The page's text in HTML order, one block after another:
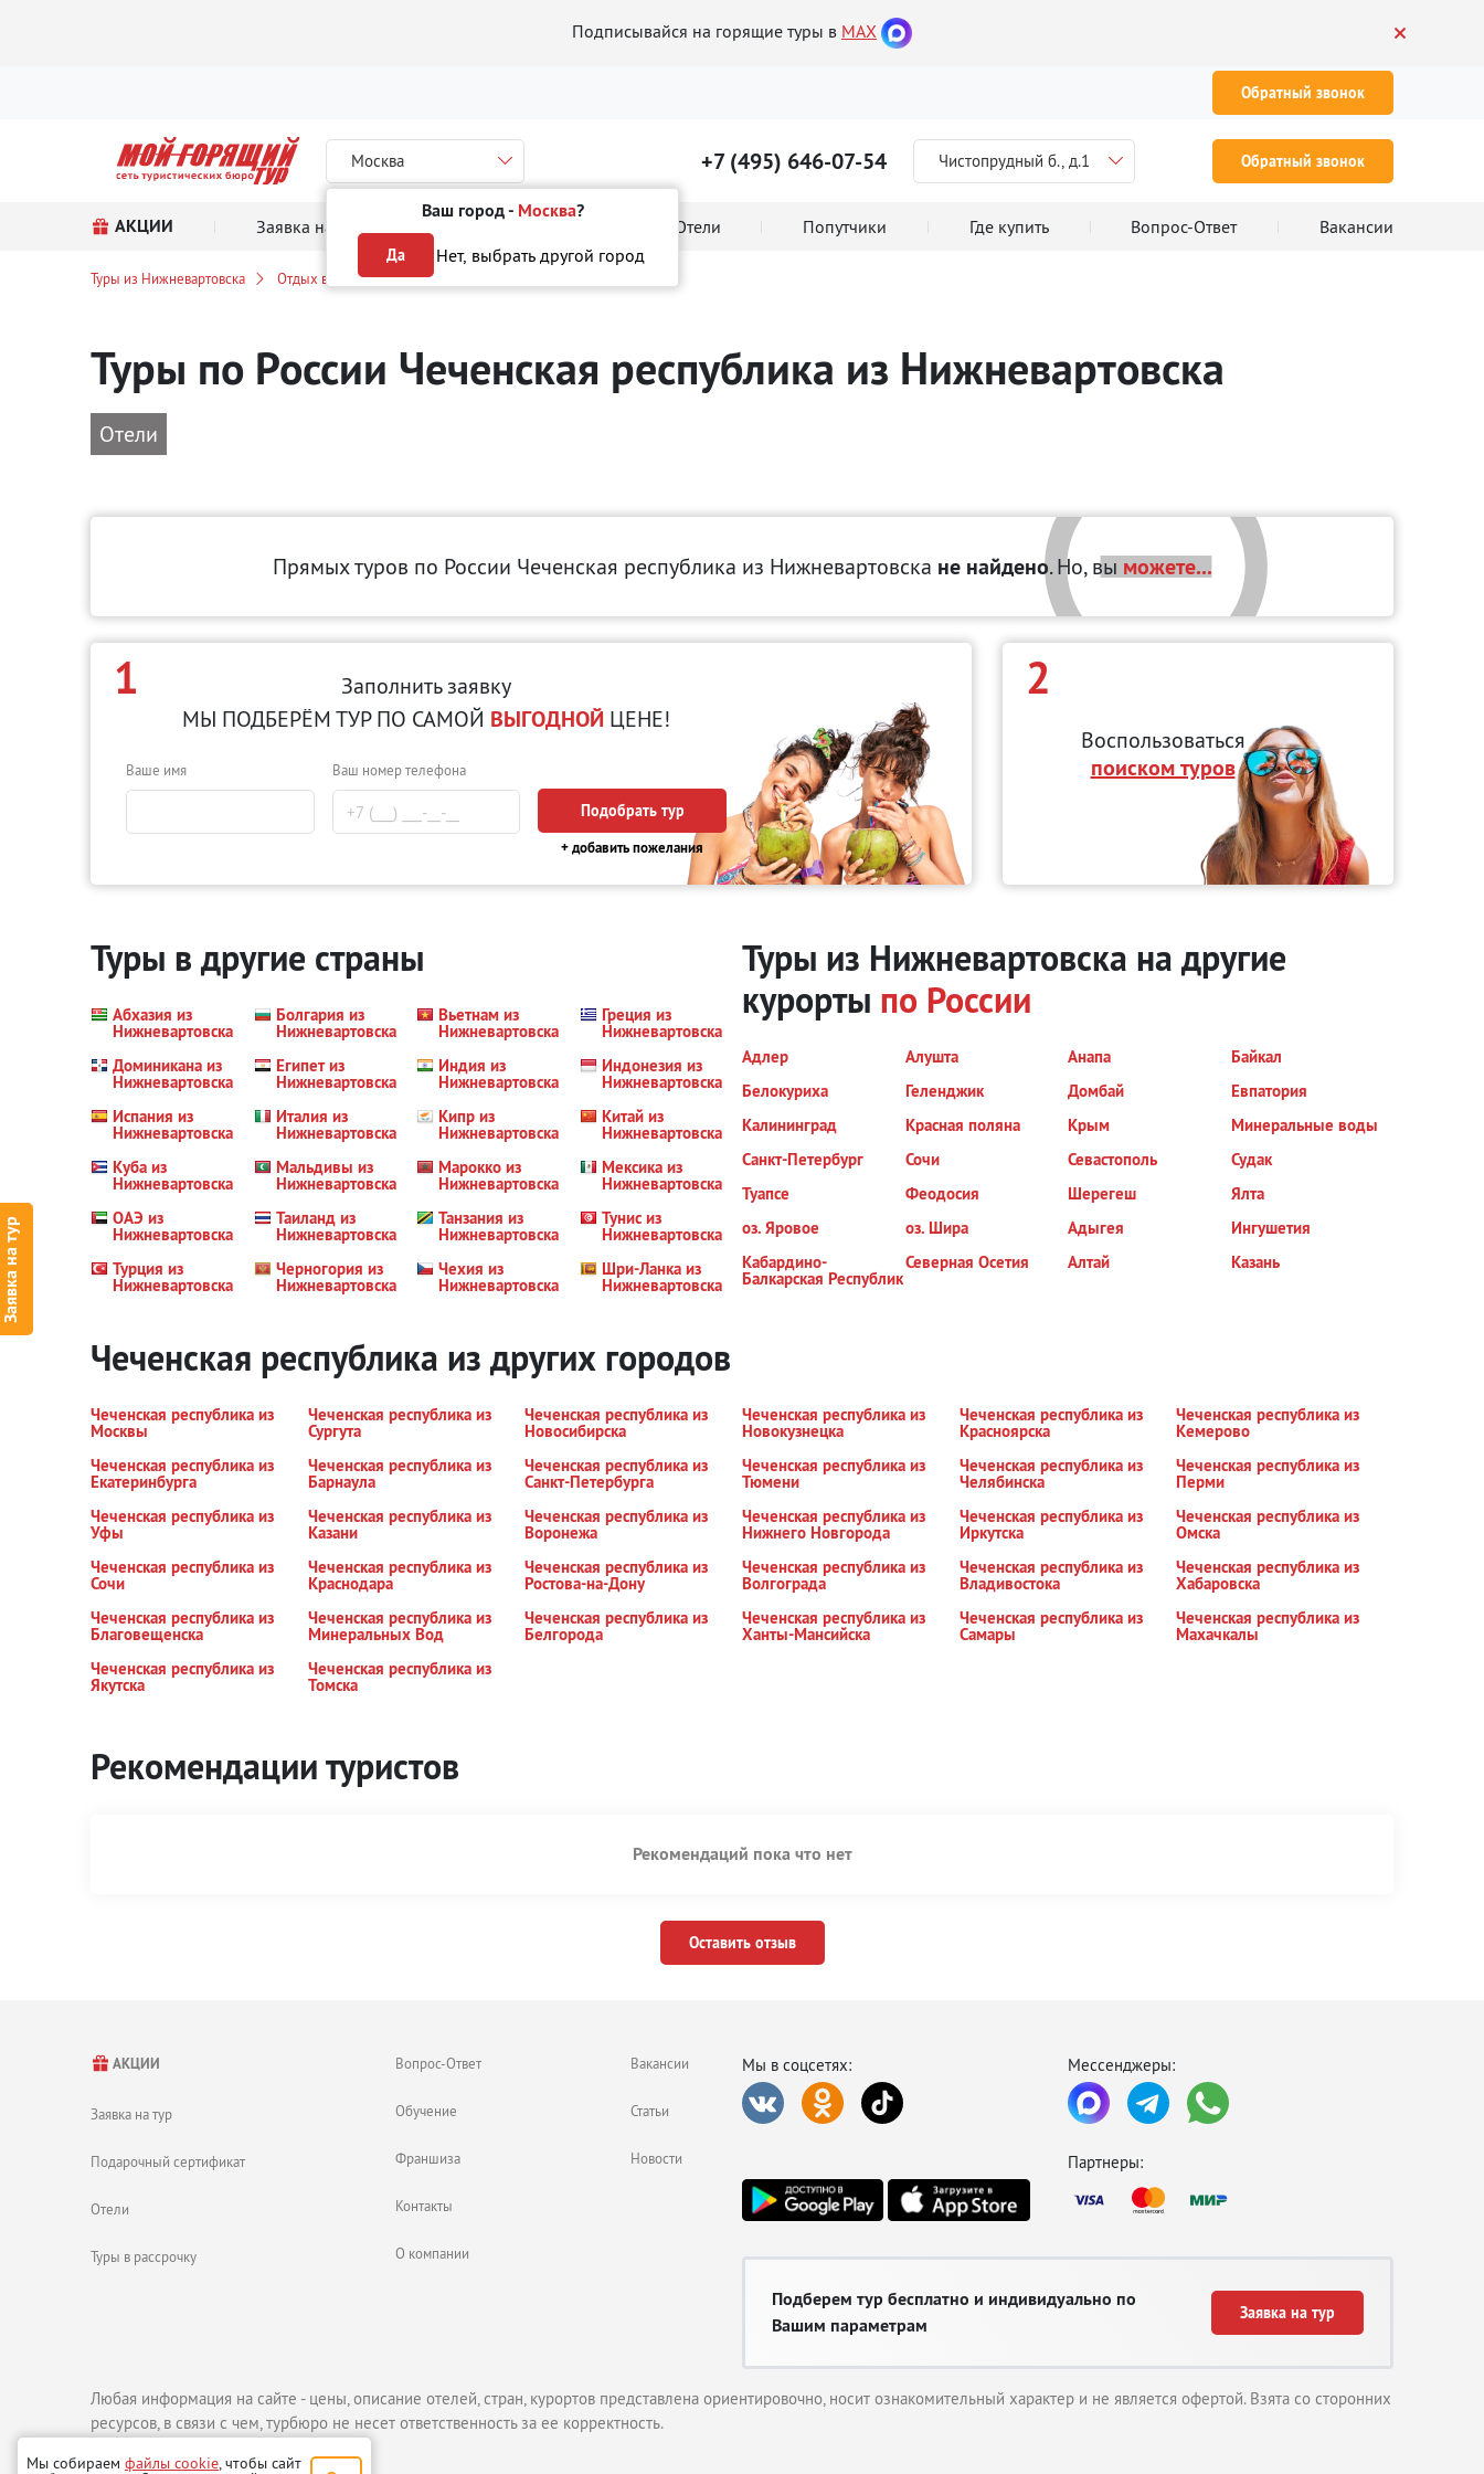
Заявка на тур
Подписывайся на горящие туры в MAX
Обратный звонок
Москва
Ваш город - Москва?
Да Нет, выбрать другой город
+7 (495) 646-07-54 Чистопрудный б., д.1 Обратный звонок
АКЦИИ Заявка на тур Поиск тура онлайн Отели Попутчики Где купить Вопрос-Ответ Вакансии
Туры из Нижневартовска Отдых в России Чеченская республика
Туры по России Чеченская республика из Нижневартовска
Отели
Прямых туров по России Чеченская республика из Нижневартовска не найдено. Но, вы можете...
1
Заполнить заявку
МЫ ПОДБЕРЁМ ТУР ПО САМОЙ ВЫГОДНОЙ ЦЕНЕ!
Ваше имя Ваш номер телефона
Подобрать тур
+ добавить пожелания
2
Воспользоваться
поиском туров
Туры в другие страны
Абхазия из
Нижневартовска
Болгария из
Нижневартовска
Вьетнам из
Нижневартовска
Греция из
Нижневартовска
Доминикана из
Нижневартовска
Египет из
Нижневартовска
Индия из
Нижневартовска
Индонезия из
Нижневартовска
Испания из
Нижневартовска
Италия из
Нижневартовска
Кипр из
Нижневартовска
Китай из
Нижневартовска
Куба из
Нижневартовска
Мальдивы из
Нижневартовска
Марокко из
Нижневартовска
Мексика из
Нижневартовска
ОАЭ из
Нижневартовска
Таиланд из
Нижневартовска
Танзания из
Нижневартовска
Тунис из
Нижневартовска
Турция из
Нижневартовска
Черногория из
Нижневартовска
Чехия из
Нижневартовска
Шри-Ланка из
Нижневартовска
Туры из Нижневартовска на другие
курорты по России
Адлер Алушта Анапа
Байкал
Белокуриха
Геленджик Домбай
Евпатория
Калининград
Красная поляна Крым
Минеральные воды
Санкт-Петербург
Сочи Севастополь
Судак
Туапсе
Феодосия Шерегеш
Ялта
оз. Яровое
оз. Шира Адыгея
Ингушетия
Кабардино-
Балкарская Республик
Северная Осетия Алтай Казань
Чеченская республика из других городов
Чеченская республика из
Москвы
Чеченская республика из
Сургута
Чеченская республика из
Новосибирска
Чеченская республика из
Новокузнецка
Чеченская республика из
Красноярска
Чеченская республика из
Кемерово
Чеченская республика из
Екатеринбурга
Чеченская республика из
Барнаула
Чеченская республика из
Санкт-Петербурга
Чеченская республика из
Тюмени
Чеченская республика из
Челябинска
Чеченская республика из
Перми
Чеченская республика из
Уфы
Чеченская республика из
Казани
Чеченская республика из
Воронежа
Чеченская республика из
Нижнего Новгорода
Чеченская республика из
Иркутска
Чеченская республика из
Омска
Чеченская республика из
Сочи
Чеченская республика из
Краснодара
Чеченская республика из
Ростова-на-Дону
Чеченская республика из
Волгограда
Чеченская республика из
Владивостока
Чеченская республика из
Хабаровска
Чеченская республика из
Благовещенска
Чеченская республика из
Минеральных Вод
Чеченская республика из
Белгорода
Чеченская республика из
Ханты-Мансийска
Чеченская республика из
Самары
Чеченская республика из
Махачкалы
Чеченская республика из
Якутска
Чеченская республика из
Томска
Рекомендации туристов
Рекомендаций пока что нет
Оставить отзыв
АКЦИИ
Заявка на тур
Подарочный сертификат
Отели
Туры в рассрочку
Вопрос-Ответ
Обучение
Франшиза
Контакты
О компании
Вакансии
Статьи
Новости
Мы в соцсетях: Мессенджеры:
Партнеры:
Подберем тур бесплатно и индивидуально по
Вашим параметрам
Заявка на тур
Любая информация на сайте - цены, описание отелей, стран, курортов представлена ориентировочно, носит ознакомительный характер и не является офертой. Взята со сторонних
ресурсов, в связи с чем, турбюро не несет ответственность за ее корректность.
Мы собираем файлы cookie, чтобы сайт